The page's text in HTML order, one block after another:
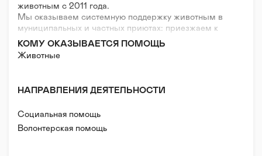
животным с 2011 года.
Мы оказываем системную поддержку животным в
муниципальных и частных приютах: приезжаем к
ним в качестве волонтеров, социализируем и
выгуливаем, закупаем корма и медикаменты.
Волонтеры Фонда систематически проводят
нового дома и просвещение населения в области
воспитания и содержания питомцев. Кроме того,
КОМУ ОКАЗЫВАЕТСЯ ПОМОЩЬ
Животные
НАПРАВЛЕНИЯ ДЕЯТЕЛЬНОСТИ
Социальная помощь
Волонтерская помощь